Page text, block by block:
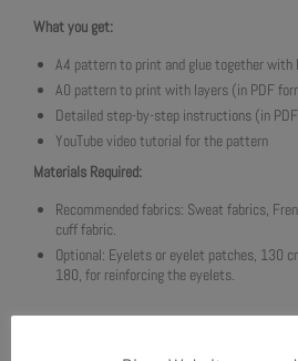
What you get:
A4 pattern to print and glue together with
A0 pattern to print with layers (in PDF
Detailed step-by-step instructions (in
YouTube video tutorial for the pattern
Materials Required:
Recommended fabrics: Sweat fabrics,
cuff fabric.
Optional: Eyelets or eyelet patches, 130
180, for reinforcing the eyelets.